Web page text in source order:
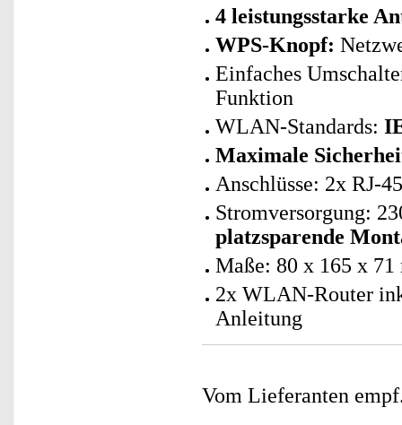
4 leistungsstarke
WPS-Knopf:
Einfaches
Funktion
WLAN-Standards:
Maximale
Anschlüsse: 2x RJ-
Stromversorgung:
platzsparende
Maße: 80 x 165 x
2x WLAN-Router
Anleitung
Vom Lieferanten